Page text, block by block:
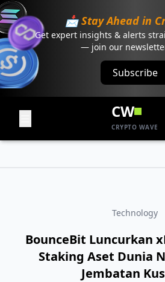
📩 Stay Ahead in
Get expert insights & alerts
— join our
Subscribe
CW
CRYPTO WAVE
Technology
BounceBit Luncurkan
Staking Aset Dunia
Jembatan